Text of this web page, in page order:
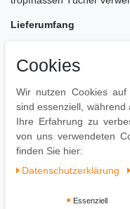
Lieferumfang
Montagematerial für
Montage
Lieferzustand:
Cookies
Wir nutzen Cookies
sind essenziell,
Ihre Erfahrung zu
von uns verwendeten
finden Sie hier:
Daten­schutz­erklärung
Essenziell